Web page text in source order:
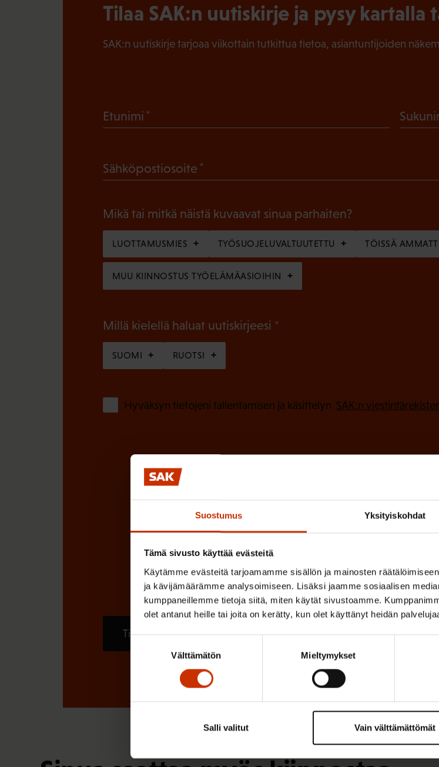
Suostumus Yksityiskohdat
Tämä sivusto käyttää evästeitä
Käytämme evästeitä tarjoamamme sisällön ja mainosten
ja kävijämäärämme analysoimiseen. Lisäksi jaamme sosiaalisen
kumppaneillemme tietoja siitä, miten käytät sivustoamme.
olet antanut heille tai joita on kerätty, kun olet käyttänyt heidän
Välttämätön Mieltymykset
Vain välttämättömät
Salli valitut
Tilaa SAK:n uutiskirje ja pysy kartalla
SAK:n uutiskirje tarjoaa viikottain tutkittua tietoa, asiantuntijoiden
Etunimi
k
l
l
i
n
e
)
Sähköpostiosoite
l
l
n
e
n
Mikä tai mitkä näistä kuvaavat sinua parhaiten?
LUOTTAMUSMIES TYÖSUOJELUVALTUUTETTU TÖISSÄ
MUU KIINNOSTUS TYÖELÄMÄASIOIHIN
Millä kielellä haluat uutiskirjeesi
o
)
SUOMI RUOTSI
Hyväksyn tietojeni tallentamisen ja käsittelyn SAK:n
Tilaa